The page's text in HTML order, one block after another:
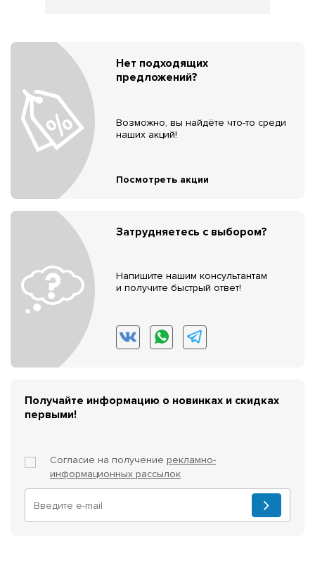
Нет подходящих
предложений?
Возможно, вы найдёте что-то среди
наших акций!
Посмотреть акции
Затрудняетесь с выбором?
Напишите нашим консультантам
и получите быстрый ответ!
Получайте информацию о новинках и скидках
первыми!
Согласие на получение рекламно-
информационных рассылок